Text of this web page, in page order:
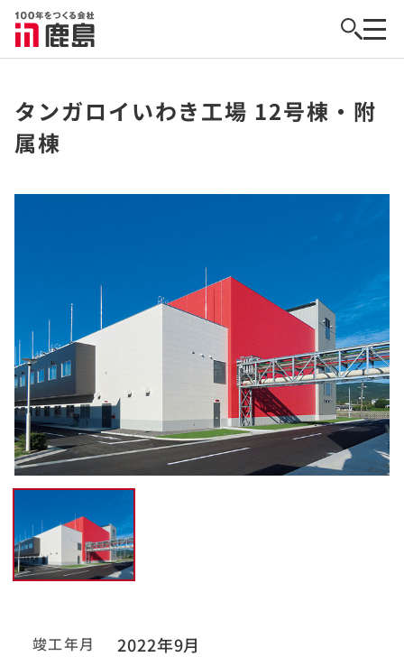
タンガロイいわき工場 12号棟・附
属棟
竣工年月 2022年9月